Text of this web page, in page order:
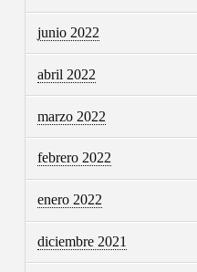
junio 2022
abril 2022
marzo 2022
febrero 2022
enero 2022
diciembre 2021